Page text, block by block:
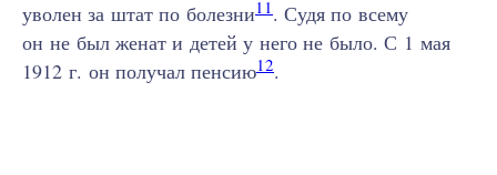
уволен за штат по болезни11. Судя по всему
он не был женат и детей у него не было. С 1 мая
1912 г. он получал пенсию12.